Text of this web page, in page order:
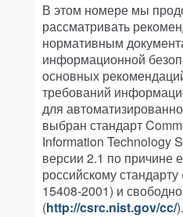
В этом номере мы
рассматривать
нормативным
информационной
основных
требований
для
выбран стандарт
Information Technology
версии 2.1 по причине
российскому
15408-2001) и
(http://csrc.nist.gov/cc/).